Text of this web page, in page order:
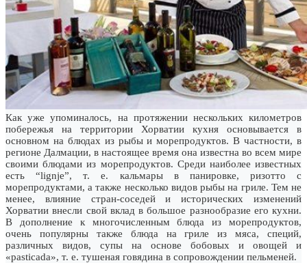
Как уже упоминалось, на протяжении нескольких километров
побережья на территории Хорватии кухня основывается в
основном на блюдах из рыбы и морепродуктов. В частности, в
регионе Далмации, в настоящее время она известна во всем мире
своими блюдами из морепродуктов. Среди наиболее известных
есть “lignje”, т. е. кальмары в панировке, ризотто с
морепродуктами, а также несколько видов рыбы на гриле. Тем не
менее, влияние стран-соседей и исторических изменений
Хорватии внесли свой вклад в большое разнообразие его кухни.
В дополнение к многочисленным блюда из морепродуктов,
очень популярны также блюда на гриле из мяса, специй,
различных видов, супы на основе бобовых и овощей и
«pasticada», т. е. тушеная говядина в сопровождении пельменей.